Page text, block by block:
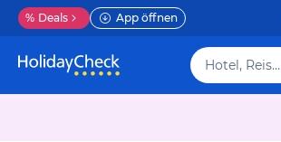
% Deals App öffnen
Hotel, Reiseziel